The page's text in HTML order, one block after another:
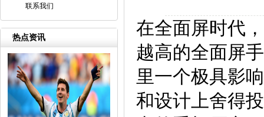
联系我们
热点资讯
在全面屏时代
越高的全面屏
里一个极具影
和设计上舍得